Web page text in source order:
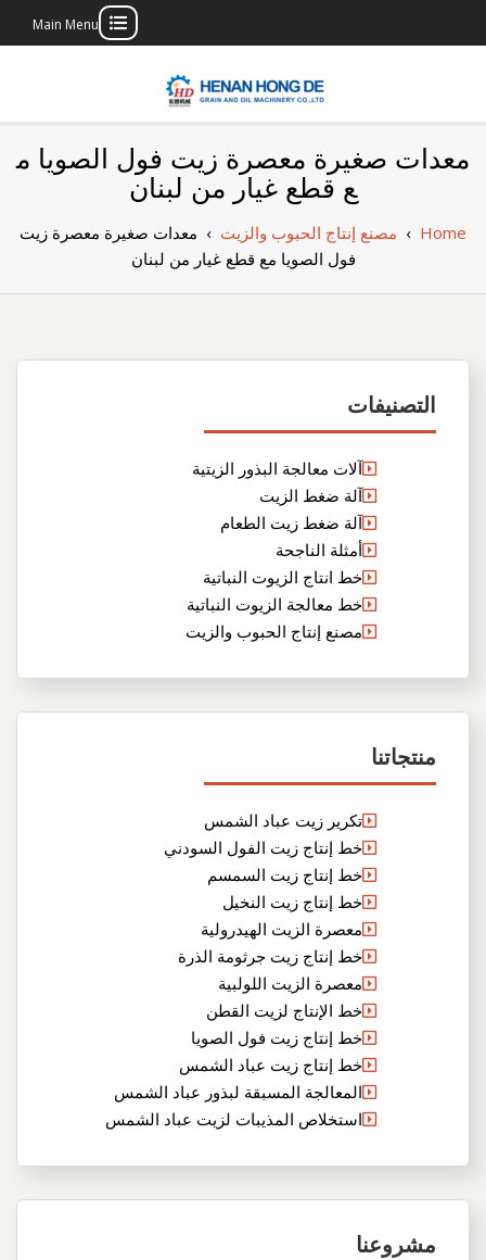
Main Menu
بناء مصنع إنتاج
الزيوت النباتية
الخاص بك
معدات صغيرة معصرة زيت فول الصويا م
ع قطع غيار من لبنان
Home
› مصنع إنتاج الحبوب والزيت › معدات صغيرة معصرة زيت
فول الصويا مع قطع غيار من لبنان
التصنيفات
آلات معالجة البذور الزيتية
آلة ضغط الزيت
آلة ضغط زيت الطعام
أمثلة الناجحة
خط انتاج الزيوت النباتية
خط معالجة الزيوت النباتية
مصنع إنتاج الحبوب والزيت
منتجاتنا
تكرير زيت عباد الشمس
خط إنتاج زيت الفول السودني
خط إنتاج زيت السمسم
خط إنتاج زيت النخيل
معصرة الزيت الهيدرولية
خط إنتاج زيت جرثومة الذرة
معصرة الزيت اللولبية
خط الإنتاج لزيت القطن
خط إنتاج زيت فول الصويا
خط إنتاج زيت عباد الشمس
المعالجة المسبقة لبذور عباد الشمس
استخلاص المذيبات لزيت عباد الشمس
مشروعنا